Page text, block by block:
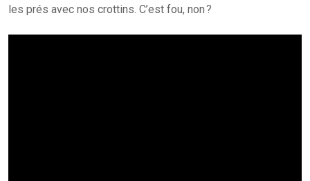
les prés avec nos crottins. C’est fou, non ?